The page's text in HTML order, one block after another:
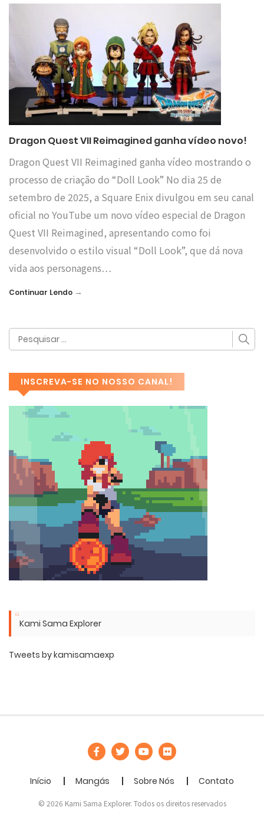
Dragon Quest VII Reimagined ganha vídeo novo!
Dragon Quest VII Reimagined ganha vídeo mostrando o
processo de criação do “Doll Look” No dia 25 de
setembro de 2025, a Square Enix divulgou em seu canal
oficial no YouTube um novo vídeo especial de Dragon
Quest VII Reimagined, apresentando como foi
desenvolvido o estilo visual “Doll Look”, que dá nova
vida aos personagens…
Continuar Lendo →
INSCREVA-SE NO NOSSO CANAL!
Kami Sama Explorer
Tweets by kamisamaexp
Início Mangás Sobre Nós Contato
© 2026 Kami Sama Explorer. Todos os direitos reservados